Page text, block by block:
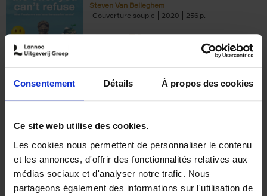
Consentement Détails À propos des cookies
Ce site web utilise des cookies.
Les cookies nous permettent de personnaliser le contenu
et les annonces, d'offrir des fonctionnalités relatives aux
médias sociaux et d'analyser notre trafic. Nous
partageons également des informations sur l'utilisation de
Steven Van Belleghem
Couverture souple
2020 256
€37,50
Building Bonds = Building
Business
Jochen Roef Jozefien De Feyter
Carolien Boom
Couverture souple
2025 200